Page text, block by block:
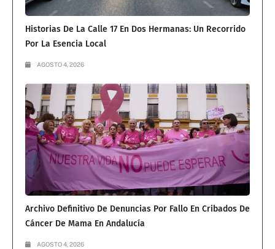
Historias De La Calle 17 En Dos Hermanas: Un Recorrido
Por La Esencia Local
AGOSTO 4, 2026
Archivo Definitivo De Denuncias Por Fallo En Cribados De
Cáncer De Mama En Andalucía
AGOSTO 4, 2026